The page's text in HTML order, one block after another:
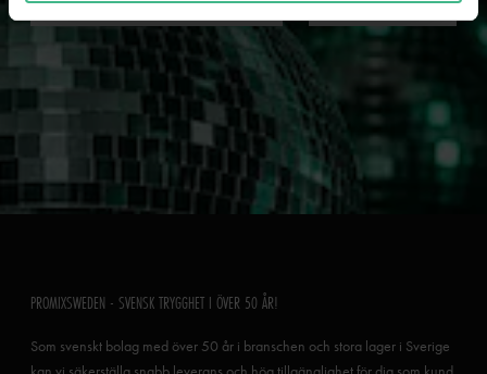
PROMIXSWEDEN - SVENSK TRYGGHET I ÖVER 50 ÅR!
Som svenskt bolag med över 50 år i branschen och stora lager i Sverige